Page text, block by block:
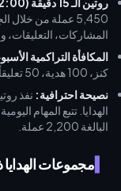
5,450 عملة من
المشاركات، التعليقات،
المكافأة التراكمية
كنز، 100 هدية، 50 تعليقاً، 20 متابعة، و7 ألعاب بث).
نصيحة احترافية:
الهدايا. تتبع المهام
البالغة 2,200 عملة.
مجموعات الهدايا